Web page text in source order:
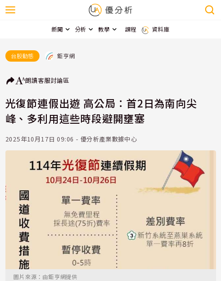
新聞 分析 教學 課程 資料庫
台股動態 鉅亨網
朗讀客服討論區
光復節連假出遊 高公局：首2日為南向尖
峰、多利用這些時段避開壅塞
2025年10月17日 09:06 - 優分析產業數據中心
圖片來源：由鉅亨網提供